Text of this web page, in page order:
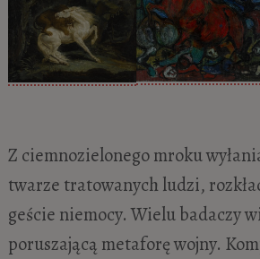
Z ciemnozielonego mroku
twarze tratowanych ludzi,
geście niemocy. Wielu badaczy
poruszającą metaforę wojny.